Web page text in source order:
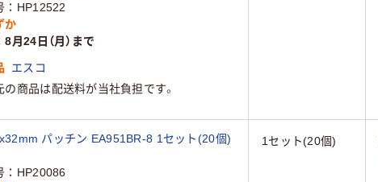
HP12522
か
8月24日（月）まで
エスコ
の商品は配送料が当社負担です。
パッチン EA951BR-8 1セット(20個)
HP20086
1セット(20個)